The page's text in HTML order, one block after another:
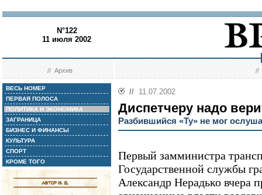
N°122
11 июля 2002
//Архив //
ВЕСЬ НОМЕР
ПЕРВАЯ ПОЛОСА
ПОЛИТИКА И ЭКОНОМИКА
ЗАГРАНИЦА
БИЗНЕС И ФИНАНСЫ
КУЛЬТУРА
СПОРТ
КРОМЕ ТОГО
// 11.07.2002
Диспетчеру надо
Разбившийся «Ту» не мог
Первый замминистра
Государственной службы
Александр Нерадько вчера